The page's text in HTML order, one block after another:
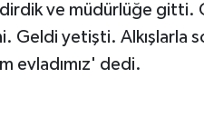
ve müdürlüğe gitti.
Geldi yetişti. Alkışlarla
evladımız' dedi.